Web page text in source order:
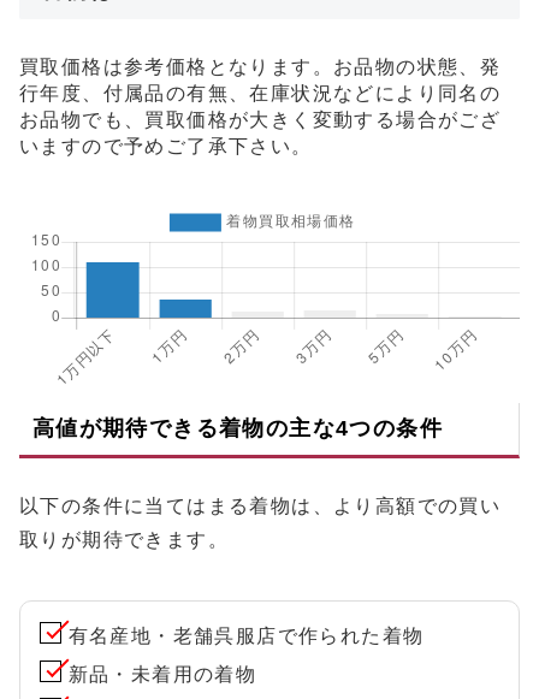
買取価格は参考価格となります。お品物の状態、発
行年度、付属品の有無、在庫状況などにより同名の
お品物でも、買取価格が大きく変動する場合がござ
いますので予めご了承下さい。
高値が期待できる着物の主な4つの条件
以下の条件に当てはまる着物は、より高額での買い
取りが期待できます。
有名産地・老舗呉服店で作られた着物
新品・未着用の着物